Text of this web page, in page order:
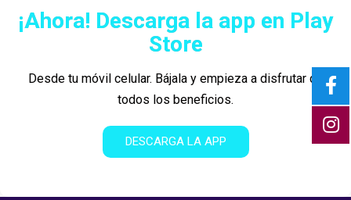
¡Ahora! Descarga la app en Play
Store
Desde tu móvil celular. Bájala y empieza a disfrutar de
todos los beneficios.
DESCARGA LA APP